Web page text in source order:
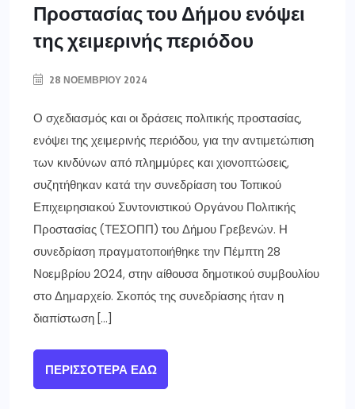
Προστασίας του Δήμου ενόψει
της χειμερινής περιόδου
28 ΝΟΕΜΒΡΊΟΥ 2024
Ο σχεδιασμός και οι δράσεις πολιτικής προστασίας,
ενόψει της χειμερινής περιόδου, για την αντιμετώπιση
των κινδύνων από πλημμύρες και χιονοπτώσεις,
συζητήθηκαν κατά την συνεδρίαση του Τοπικού
Επιχειρησιακού Συντονιστικού Οργάνου Πολιτικής
Προστασίας (ΤΕΣΟΠΠ) του Δήμου Γρεβενών. Η
συνεδρίαση πραγματοποιήθηκε την Πέμπτη 28
Νοεμβρίου 2024, στην αίθουσα δημοτικού συμβουλίου
στο Δημαρχείο. Σκοπός της συνεδρίασης ήταν η
διαπίστωση […]
ΠΕΡΙΣΣΌΤΕΡΑ ΕΔΏ